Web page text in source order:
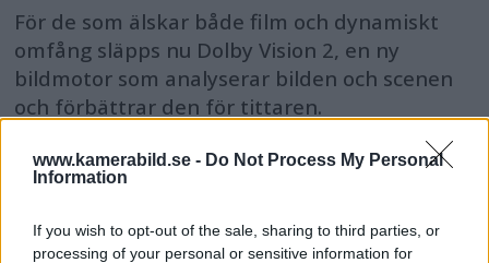
www.kamerabild.se - Do Not Process My Personal
Information
If you wish to opt-out of the sale, sharing to third parties, or
processing of your personal or sensitive information for
För de som älskar både film och dynamiskt
omfång släpps nu Dolby Vision 2, en ny
bildmotor som analyserar bilden och scenen
och förbättrar den för tittaren.